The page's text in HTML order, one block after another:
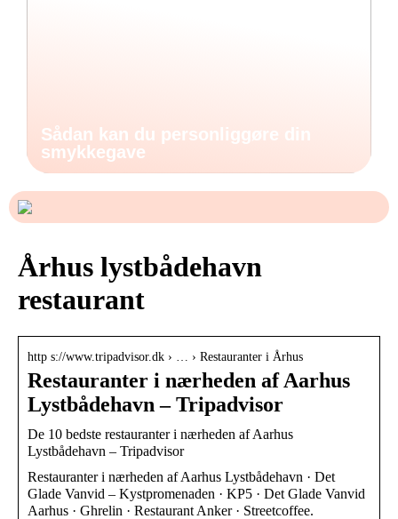
Sådan kan du personliggøre din
smykkegave
Århus lystbådehavn
restaurant
http s://www.tripadvisor.dk › … › Restauranter i Århus
Restauranter i nærheden af Aarhus
Lystbådehavn – Tripadvisor
De 10 bedste restauranter i nærheden af Aarhus
Lystbådehavn – Tripadvisor
Restauranter i nærheden af Aarhus Lystbådehavn · Det
Glade Vanvid – Kystpromenaden · KP5 · Det Glade Vanvid
Aarhus · Ghrelin · Restaurant Anker · Streetcoffee.